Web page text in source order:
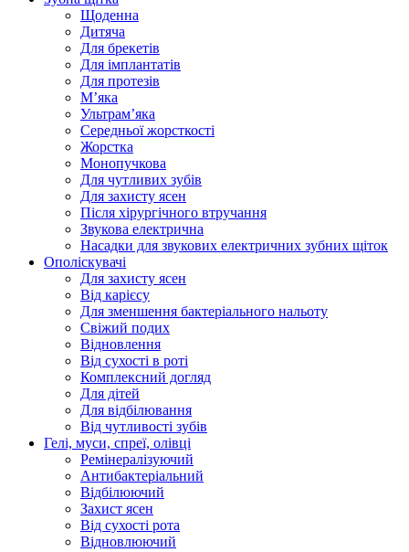
Щоденна
Дитяча
Для брекетів
Для імплантатів
Для протезів
Мʼяка
Ультрамʼяка
Середньої жорсткості
Жорстка
Монопучкова
Для чутливих зубів
Для захисту ясен
Після хірургічного втручання
Звукова електрична
Насадки для звукових електричних зубних щіток
Ополіскувачі
Для захисту ясен
Від карієсу
Для зменшення бактеріального нальоту
Свіжий подих
Відновлення
Від сухості в роті
Комплексний догляд
Для дітей
Для відбілювання
Від чутливості зубів
Гелі, муси, спреї, олівці
Ремінералізуючий
Антибактеріальний
Відбілюючий
Захист ясен
Від сухості рота
Відновлюючий